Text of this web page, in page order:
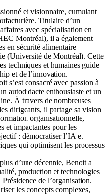
et visionnaire, cumulant
Titulaire d’un
avec spécialisation en
Montréal), il a également
en sécurité alimentaire
(Université de Montréal). Cette
techniques et humaines guide
et de l’innovation.
s’est consacré avec passion à
autodidacte enthousiaste et un
À travers de nombreuses
dirigeants, il partage sa vision
organisationnelle,
et impactantes pour les
: démocratiser l’IA et
qui optimisent les processus
d’une décennie, Benoit a
production et technologies
de l’organisation.
les concepts complexes,